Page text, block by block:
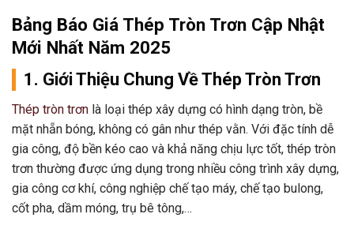
Bảng Báo Giá Thép Tròn Trơn Cập Nhật
Mới Nhất Năm 2025
1. Giới Thiệu Chung Về Thép Tròn Trơn
Thép tròn trơn là loại thép xây dựng có hình dạng tròn, bề
mặt nhẵn bóng, không có gân như thép vằn. Với đặc tính dễ
gia công, độ bền kéo cao và khả năng chịu lực tốt, thép tròn
trơn thường được ứng dụng trong nhiều công trình xây dựng,
gia công cơ khí, công nghiệp chế tạo máy, chế tạo bulong,
cốt pha, dầm móng, trụ bê tông,…